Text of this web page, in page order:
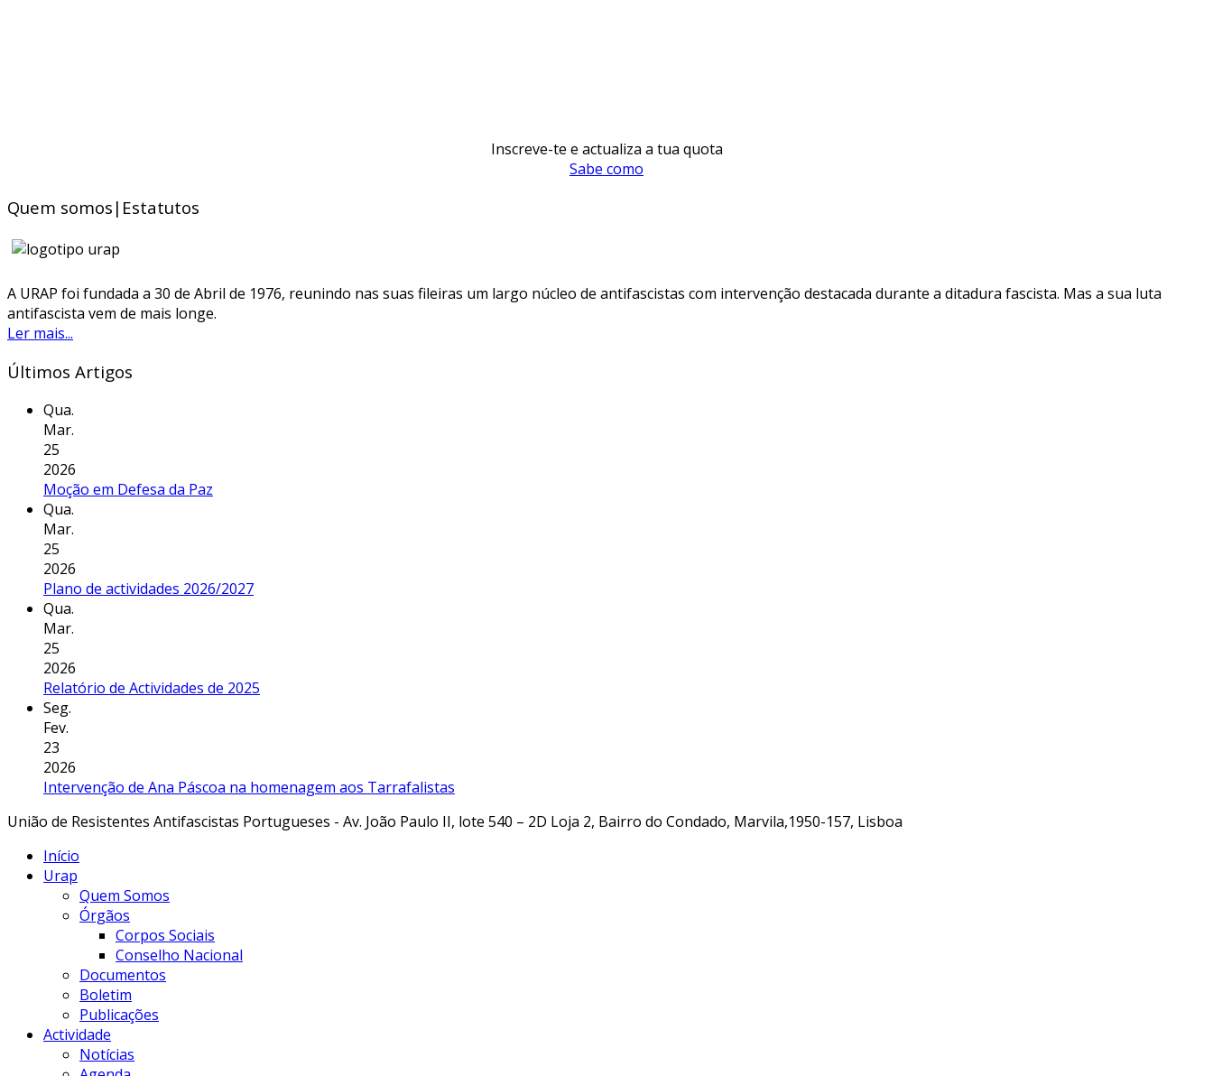
Inscreve-te e actualiza a tua quota
Sabe como
Quem somos|Estatutos
A URAP foi fundada a 30 de Abril de 1976, reunindo nas suas fileiras um largo núcleo de antifascistas com intervenção destacada durante a ditadura fascista. Mas a sua luta
antifascista vem de mais longe.
Ler mais...
Últimos Artigos
Qua.
Mar.
25
2026
Moção em Defesa da Paz
Qua.
Mar.
25
2026
Plano de actividades 2026/2027
Qua.
Mar.
25
2026
Relatório de Actividades de 2025
Seg.
Fev.
23
2026
Intervenção de Ana Páscoa na homenagem aos Tarrafalistas
União de Resistentes Antifascistas Portugueses - Av. João Paulo II, lote 540 – 2D Loja 2, Bairro do Condado, Marvila,1950-157, Lisboa
Início
Urap
Quem Somos
Órgãos
Corpos Sociais
Conselho Nacional
Documentos
Boletim
Publicações
Actividade
Notícias